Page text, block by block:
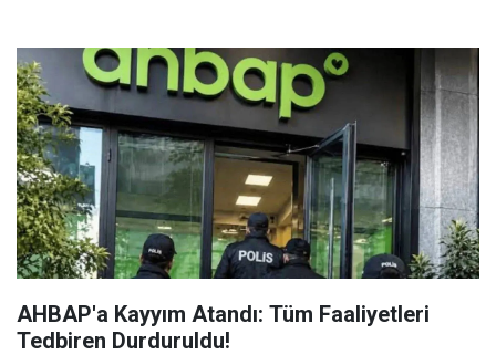
AHBAP'a Kayyım Atandı: Tüm Faaliyetleri
Tedbiren Durduruldu!